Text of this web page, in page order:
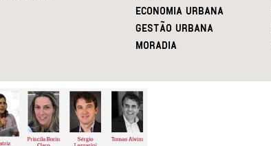
ECONOMIA URBANA
GESTÃO URBANA
MORADIA